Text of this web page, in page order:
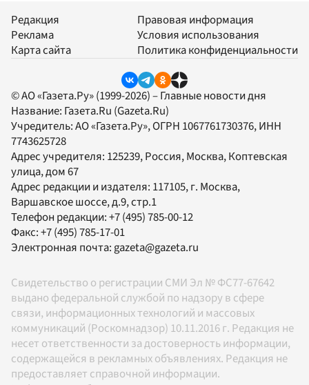
Редакция
Реклама
Карта сайта
Правовая информация
Условия использования
Политика конфиденциальности
© АО «Газета.Ру» (1999-2026) – Главные новости дня
Название: Газета.Ru (Gazeta.Ru)
Учредитель:АО «Газета.Ру», ОГРН 1067761730376, ИНН
7743625728
Адрес учредителя: 125239, Россия, Москва, Коптевская
улица, дом 67
Адрес редакции и издателя: 117105, г. Москва,
Варшавское шоссе, д.9, стр.1
Телефон редакции:+7 (495) 785-00-12
Факс:+7 (495) 785-17-01
Электронная почта:gazeta@gazeta.ru
Свидетельство о регистрации СМИ Эл № ФС77-67642
выдано федеральной службой по надзору в сфере
связи, информационных технологий и массовых
коммуникаций (Роскомнадзор) 10.11.2016 г. Редакция не
несет ответственности за достоверность информации,
содержащейся в рекламных объявлениях. Редакция не
предоставляет справочной информации.